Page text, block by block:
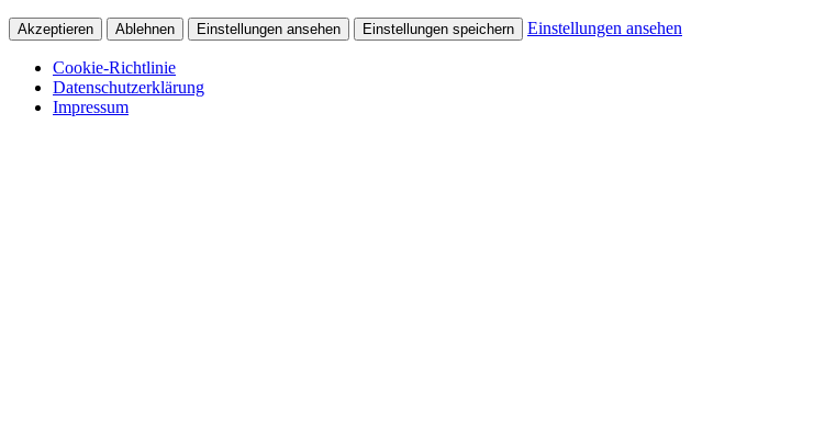
Akzeptieren Ablehnen Einstellungen ansehen Einstellungen speichern Einstellungen ansehen
Cookie-Richtlinie
Datenschutzerklärung
Impressum